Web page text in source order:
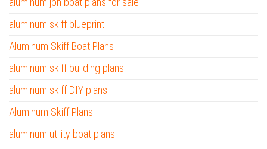
aluminum skiff blueprint
Aluminum Skiff Boat Plans
aluminum skiff building plans
aluminum skiff DIY plans
Aluminum Skiff Plans
aluminum utility boat plans